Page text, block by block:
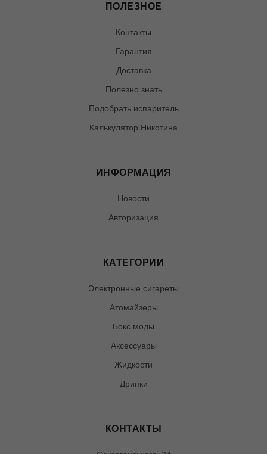
ПОЛЕЗНОЕ
Контакты
Гарантия
Доставка
Полезно знать
Подобрать испаритель
Калькулятор Никотина
ИНФОРМАЦИЯ
Новости
Авторизация
КАТЕГОРИИ
Электронные сигареты
Атомайзеры
Бокс моды
Аксессуары
Жидкости
Дрипки
КОНТАКТЫ